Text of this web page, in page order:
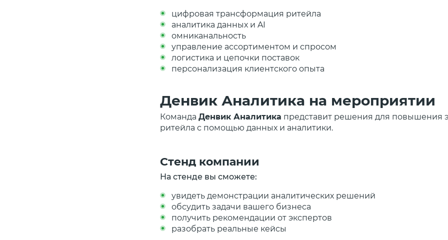
цифровая трансформация ритейла
аналитика данных и AI
омниканальность
управление ассортиментом и спросом
логистика и цепочки поставок
персонализация клиентского опыта
Денвик Аналитика на мероприятии
Команда Денвик Аналитика представит решения для повышения
ритейла с помощью данных и аналитики.
Стенд компании
На стенде вы сможете:
увидеть демонстрации аналитических решений
обсудить задачи вашего бизнеса
получить рекомендации от экспертов
разобрать реальные кейсы